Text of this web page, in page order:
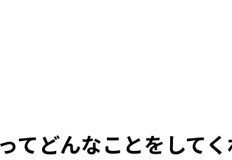
てどんなことをしてく